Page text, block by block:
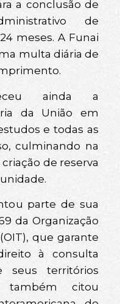
a conclusão de
de
meses. A Funai
multa diária de
ainda a
da União em
e todas as
culminando na
de reserva
parte de sua
da Organização
que garante
à consulta
territórios
também citou